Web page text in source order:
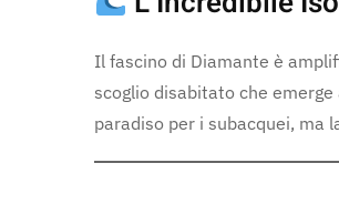
Il fascino di Diamante è
scoglio disabitato che
paradiso per i subacquei, ma